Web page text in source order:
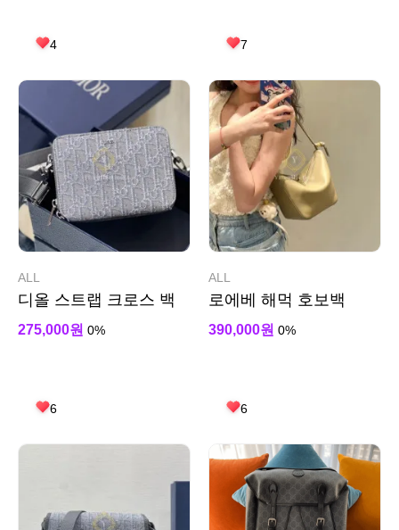
4 7
ALL
디올 스트랩 크로스 백
275,000원 0%
6
ALL
로에베 해먹 호보백
390,000원 0%
6